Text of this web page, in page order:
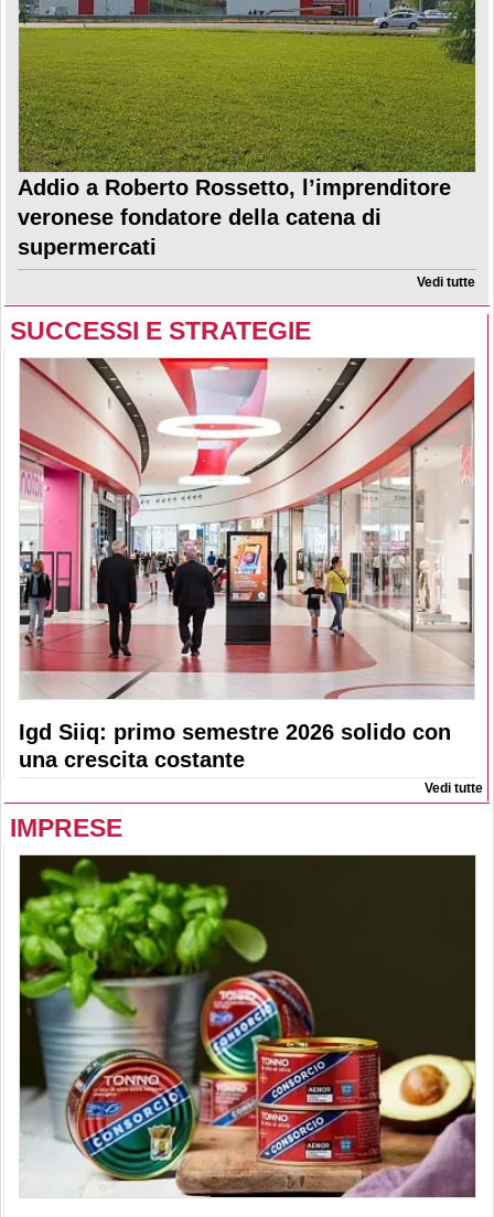
Addio a Roberto Rossetto, l’imprenditore
veronese fondatore della catena di
supermercati
Vedi tutte
SUCCESSI E STRATEGIE
Igd Siiq: primo semestre 2026 solido con
una crescita costante
Vedi tutte
IMPRESE